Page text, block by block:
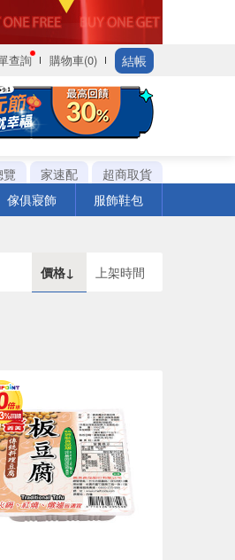
查詢 購物車(0) 結帳
家速配
超商取貨
傢俱寢飾 服飾鞋包
價格↓ 上架時間